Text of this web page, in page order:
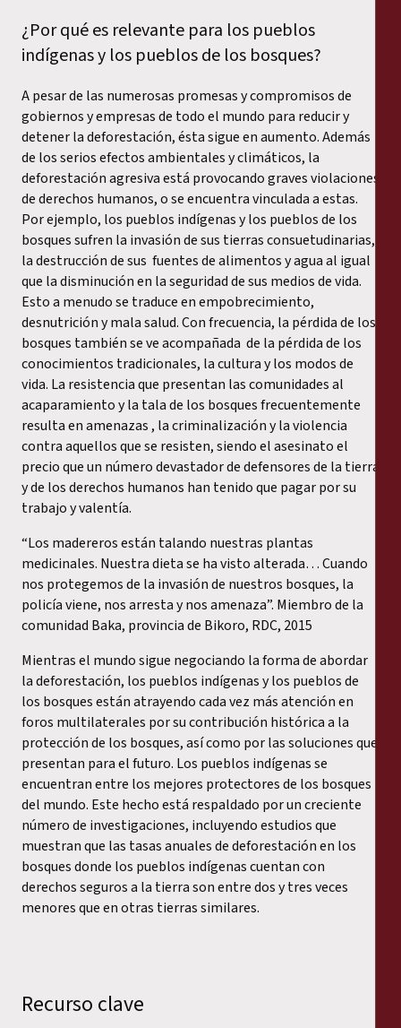
¿Por qué es relevante para los pueblos
indígenas y los pueblos de los bosques?
A pesar de las numerosas promesas y compromisos de
gobiernos y empresas de todo el mundo para reducir y
detener la deforestación, ésta sigue en aumento. Además
de los serios efectos ambientales y climáticos, la
deforestación agresiva está provocando graves violaciones
de derechos humanos, o se encuentra vinculada a estas.
Por ejemplo, los pueblos indígenas y los pueblos de los
bosques sufren la invasión de sus tierras consuetudinarias,
la destrucción de sus fuentes de alimentos y agua al igual
que la disminución en la seguridad de sus medios de vida.
Esto a menudo se traduce en empobrecimiento,
desnutrición y mala salud. Con frecuencia, la pérdida de los
bosques también se ve acompañada de la pérdida de los
conocimientos tradicionales, la cultura y los modos de
vida. La resistencia que presentan las comunidades al
acaparamiento y la tala de los bosques frecuentemente
resulta en amenazas , la criminalización y la violencia
contra aquellos que se resisten, siendo el asesinato el
precio que un número devastador de defensores de la tierra
y de los derechos humanos han tenido que pagar por su
trabajo y valentía.
“Los madereros están talando nuestras plantas
medicinales. Nuestra dieta se ha visto alterada… Cuando
nos protegemos de la invasión de nuestros bosques, la
policía viene, nos arresta y nos amenaza”. Miembro de la
comunidad Baka, provincia de Bikoro, RDC, 2015
Mientras el mundo sigue negociando la forma de abordar
la deforestación, los pueblos indígenas y los pueblos de
los bosques están atrayendo cada vez más atención en
foros multilaterales por su contribución histórica a la
protección de los bosques, así como por las soluciones que
presentan para el futuro. Los pueblos indígenas se
encuentran entre los mejores protectores de los bosques
del mundo. Este hecho está respaldado por un creciente
número de investigaciones, incluyendo estudios que
muestran que las tasas anuales de deforestación en los
bosques donde los pueblos indígenas cuentan con
derechos seguros a la tierra son entre dos y tres veces
menores que en otras tierras similares.
Recurso clave